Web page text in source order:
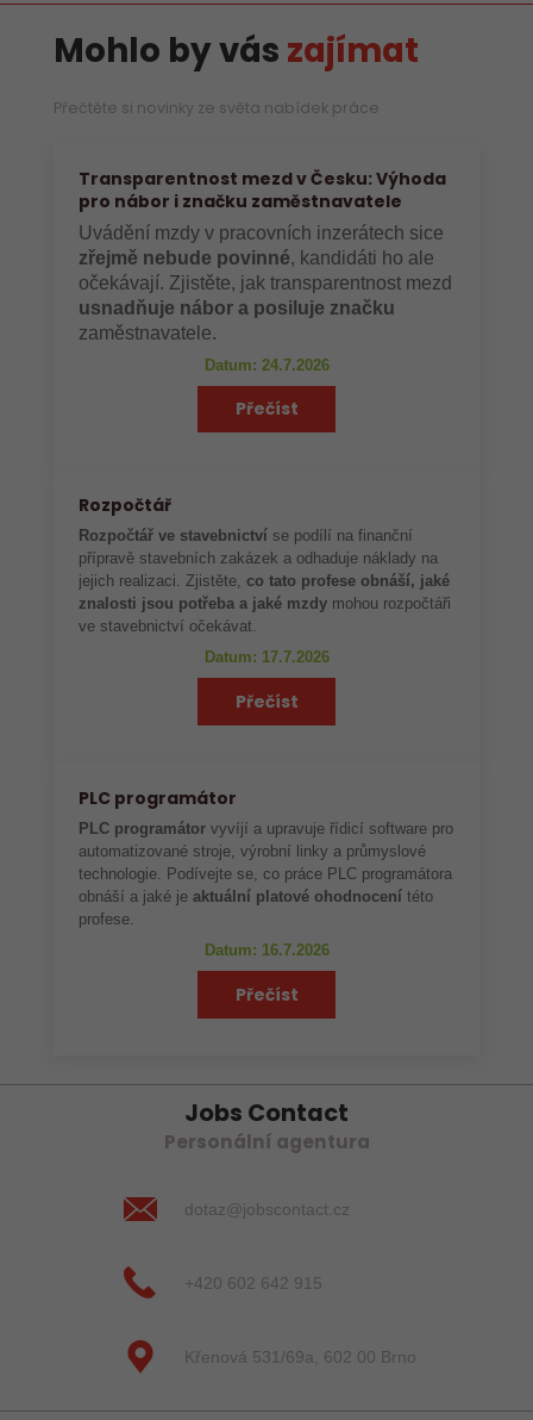
Mohlo by vás zajímat
Přečtěte si novinky ze světa nabídek práce
Transparentnost mezd v Česku: Výhoda
pro nábor i značku zaměstnavatele
Uvádění mzdy v pracovních inzerátech sice
zřejmě nebude povinné, kandidáti ho ale
očekávají. Zjistěte, jak transparentnost mezd
usnadňuje nábor a posiluje značku
zaměstnavatele.
Datum: 24.7.2026
Přečíst
Rozpočtář
Rozpočtář ve stavebnictví se podílí na finanční
přípravě stavebních zakázek a odhaduje náklady na
jejich realizaci. Zjistěte,co tato profese obnáší, jaké
znalosti jsou potřeba a jaké mzdy mohou rozpočtáři
ve stavebnictví očekávat.
Datum: 17.7.2026
Přečíst
PLC programátor
PLC programátor vyvíjí a upravuje řídicí software pro
automatizované stroje, výrobní linky a průmyslové
technologie. Podívejte se, co práce PLC programátora
obnáší a jaké je aktuální platové ohodnocení této
profese.
Datum: 16.7.2026
Přečíst
Jobs Contact
Personální agentura
dotaz@jobscontact.cz
+420 602 642 915
Křenová 531/69a, 602 00 Brno